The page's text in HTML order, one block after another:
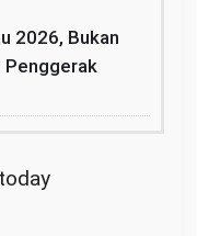
2026, Bukan
Penggerak